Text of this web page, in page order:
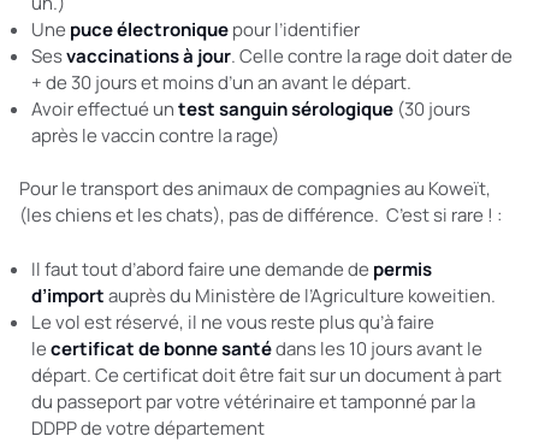
Une puce électroniquepour l’identifier
Sesvaccinations à jour. Celle contre la rage doit dater de
+ de 30 jours et moins d’un an avant le départ.
Avoir effectué untest sanguin sérologique (30 jours
après le vaccin contre la rage)
Pour le transport des animaux de compagnies au Koweït,
(les chiens et les chats), pas de différence. C’est si rare ! :
Il faut tout d’abord faire une demande de permis
d’importauprès du Ministère de l’Agriculture koweitien.
Le vol est réservé, il ne vous reste plus qu’à faire
lecertificat de bonne santédans les 10 jours avant le
départ. Ce certificat doit être fait sur un document à part
du passeport par votre vétérinaire et tamponné par la
DDPP de votre département